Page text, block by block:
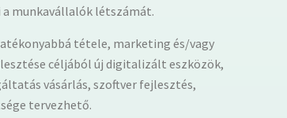
munkavállalók létszámát.
tétele, marketing és/vagy
céljából új digitalizált eszközök,
vásárlás, szoftver fejlesztés,
tervezhető.